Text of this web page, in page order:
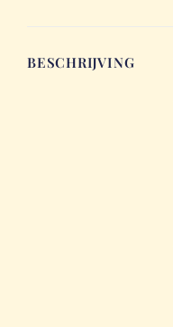
BESCHRIJVING